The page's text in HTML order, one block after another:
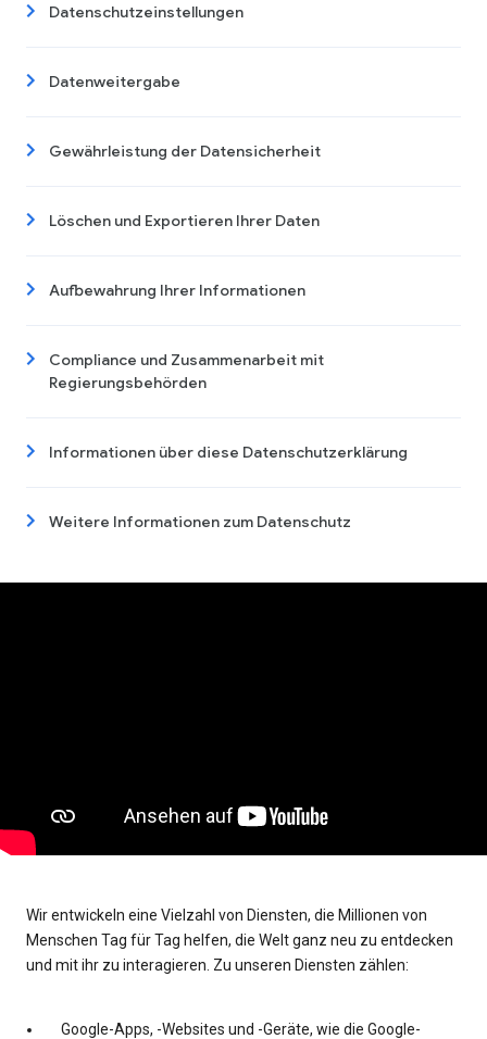
Datenschutzeinstellungen
Datenweitergabe
Gewährleistung der Datensicherheit
Löschen und Exportieren Ihrer Daten
Aufbewahrung Ihrer Informationen
Compliance und Zusammenarbeit mit
Regierungsbehörden
Informationen über diese Datenschutzerklärung
Weitere Informationen zum Datenschutz
Wir entwickeln eine Vielzahl von Diensten, die Millionen von
Menschen Tag für Tag helfen, die Welt ganz neu zu entdecken
und mit ihr zu interagieren. Zu unseren Diensten zählen:
Google-Apps, -Websites und -Geräte, wie die Google-